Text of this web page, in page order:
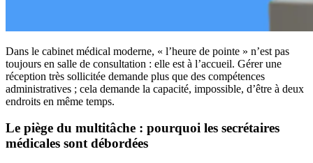
Dans le cabinet médical moderne, « l’heure de pointe » n’est pas
toujours en salle de consultation : elle est à l’accueil. Gérer une
réception très sollicitée demande plus que des compétences
administratives ; cela demande la capacité, impossible, d’être à deux
endroits en même temps.
Le piège du multitâche : pourquoi les secrétaires
médicales sont débordées